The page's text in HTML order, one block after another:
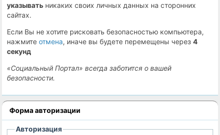
указывать никаких своих личных данных на сторонних
сайтах.
Если Вы не хотите рисковать безопасностью компьютера,
нажмитеотмена, иначе вы будете перемещены через4
секунд
«Социальный Портал» всегда заботится о вашей
безопасности.
Форма авторизации
Авторизация